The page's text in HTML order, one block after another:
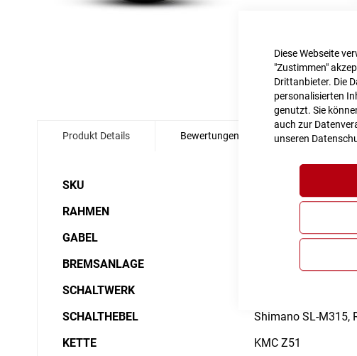
Diese Webseite
"Zustimmen"
Drittanbieter. Die
personalisierten
genutzt. Sie
auch zur
unseren
Produkt Details
Details
SKU
RAHMEN
Aluminium
GABEL
SR Suntour NEX,
BREMSANLAGE
SCHALTWERK
SCHALTHEBEL
Shimano SL-M315,
KETTE
KMC Z51
Bewertungen Angaben zur